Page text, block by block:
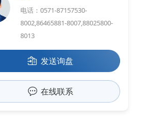
电话：0571-87157530-
8002,86465881-8007,88025800-
8013
发送询盘
在线联系